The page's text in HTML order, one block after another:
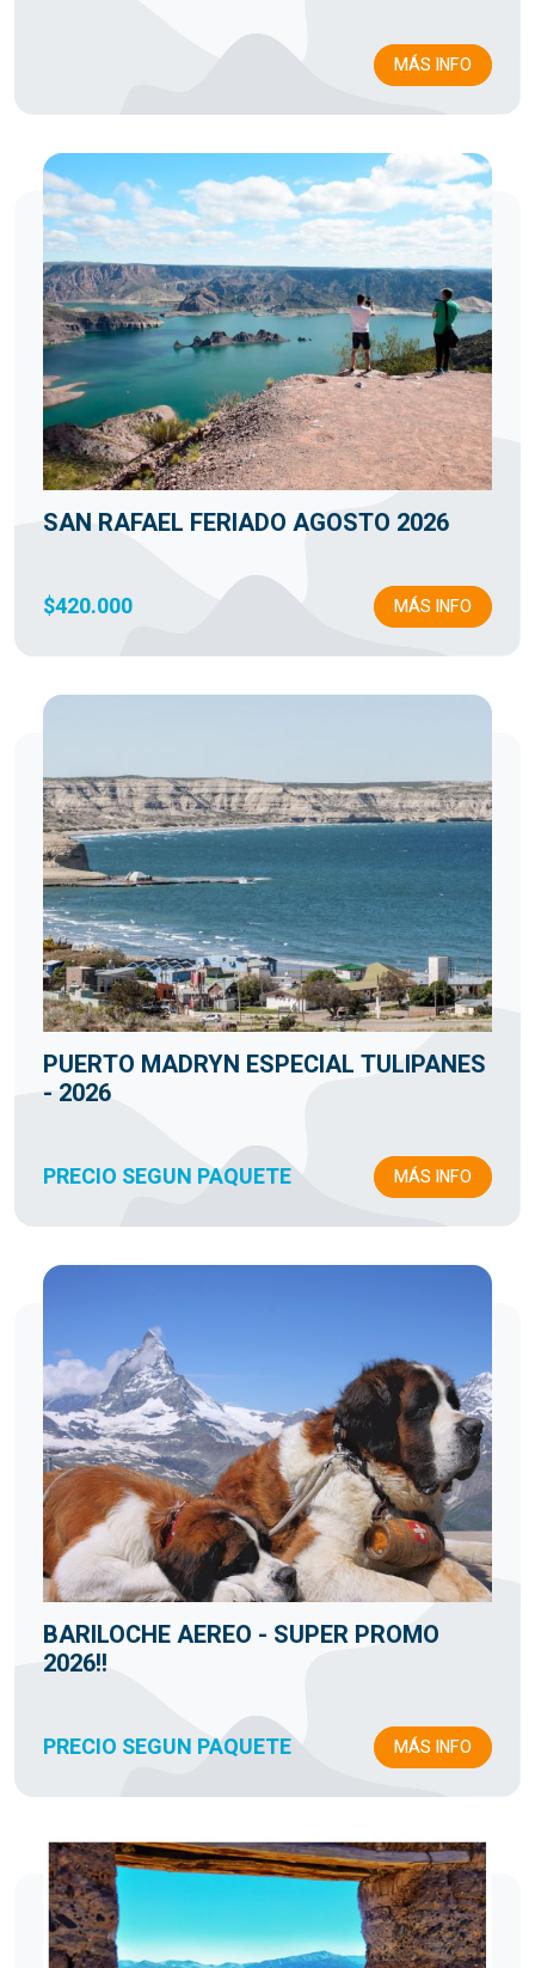
MÁS INFO
SAN RAFAEL FERIADO AGOSTO 2026
$420.000 MÁS INFO
PUERTO MADRYN ESPECIAL TULIPANES
- 2026
PRECIO SEGUN PAQUETE MÁS INFO
BARILOCHE AEREO - SUPER PROMO
2026!!
PRECIO SEGUN PAQUETE MÁS INFO